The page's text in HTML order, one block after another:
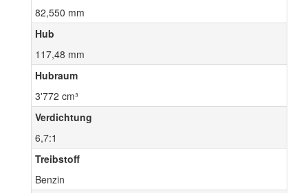
82,550 mm
Hub
117,48 mm
Hubraum
3'772 cm³
Verdichtung
6,7:1
Treibstoff
Benzin